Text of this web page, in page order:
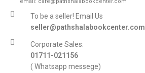
To be a seller! Email Us
seller@pathshalabookcenter.com
Corporate Sales:
01711-021156
( Whatsapp messege)